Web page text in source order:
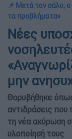
📌 Μετά τον σάλο,
τα προβλήματα»
Νέες
μην
Θορυβήθηκε
αντιδράσεις
τη νέα ακύρωση
υλοποίησή τους